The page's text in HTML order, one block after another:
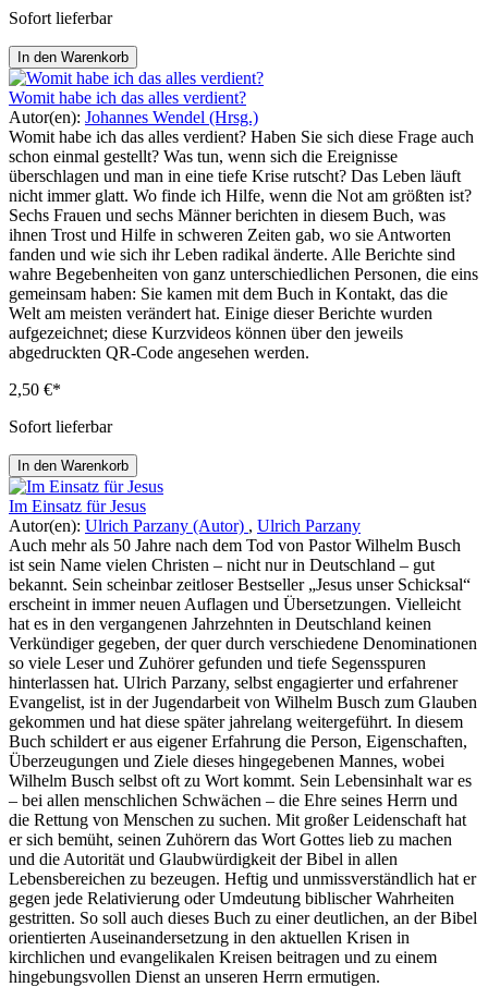
Sofort lieferbar
In den Warenkorb
Womit habe ich das alles verdient?
Autor(en): Johannes Wendel (Hrsg.)
Womit habe ich das alles verdient? Haben Sie sich diese Frage auch
schon einmal gestellt? Was tun, wenn sich die Ereignisse
überschlagen und man in eine tiefe Krise rutscht? Das Leben läuft
nicht immer glatt. Wo finde ich Hilfe, wenn die Not am größten ist?
Sechs Frauen und sechs Männer berichten in diesem Buch, was
ihnen Trost und Hilfe in schweren Zeiten gab, wo sie Antworten
fanden und wie sich ihr Leben radikal änderte. Alle Berichte sind
wahre Begebenheiten von ganz unterschiedlichen Personen, die eins
gemeinsam haben: Sie kamen mit dem Buch in Kontakt, das die
Welt am meisten verändert hat. Einige dieser Berichte wurden
aufgezeichnet; diese Kurzvideos können über den jeweils
abgedruckten QR-Code angesehen werden.
2,50 €*
Sofort lieferbar
In den Warenkorb
Im Einsatz für Jesus
Autor(en): Ulrich Parzany (Autor) , Ulrich Parzany
Auch mehr als 50 Jahre nach dem Tod von Pastor Wilhelm Busch
ist sein Name vielen Christen – nicht nur in Deutschland – gut
bekannt. Sein scheinbar zeitloser Bestseller „Jesus unser Schicksal“
erscheint in immer neuen Auflagen und Übersetzungen. Vielleicht
hat es in den vergangenen Jahrzehnten in Deutschland keinen
Verkündiger gegeben, der quer durch verschiedene Denominationen
so viele Leser und Zuhörer gefunden und tiefe Segensspuren
hinterlassen hat. Ulrich Parzany, selbst engagierter und erfahrener
Evangelist, ist in der Jugendarbeit von Wilhelm Busch zum Glauben
gekommen und hat diese später jahrelang weitergeführt. In diesem
Buch schildert er aus eigener Erfahrung die Person, Eigenschaften,
Überzeugungen und Ziele dieses hingegebenen Mannes, wobei
Wilhelm Busch selbst oft zu Wort kommt. Sein Lebensinhalt war es
– bei allen menschlichen Schwächen – die Ehre seines Herrn und
die Rettung von Menschen zu suchen. Mit großer Leidenschaft hat
er sich bemüht, seinen Zuhörern das Wort Gottes lieb zu machen
und die Autorität und Glaubwürdigkeit der Bibel in allen
Lebensbereichen zu bezeugen. Heftig und unmissverständlich hat er
gegen jede Relativierung oder Umdeutung biblischer Wahrheiten
gestritten. So soll auch dieses Buch zu einer deutlichen, an der Bibel
orientierten Auseinandersetzung in den aktuellen Krisen in
kirchlichen und evangelikalen Kreisen beitragen und zu einem
hingebungsvollen Dienst an unseren Herrn ermutigen.